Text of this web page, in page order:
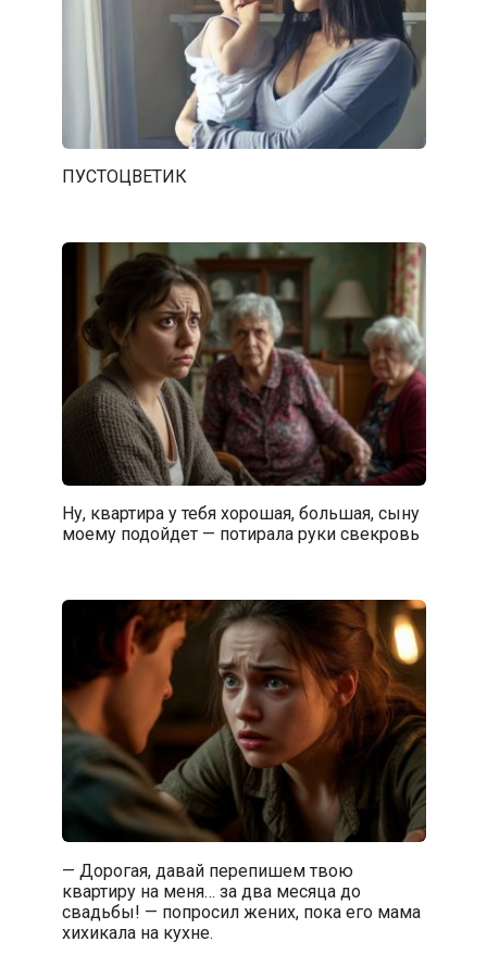
ПУСТОЦВЕТИК
Ну, квартира у тебя хорошая, большая, сыну
моему подойдет — потирала руки свекровь
— Дорогая, давай перепишем твою
квартиру на меня… за два месяца до
свадьбы! — попросил жених, пока его мама
хихикала на кухне.